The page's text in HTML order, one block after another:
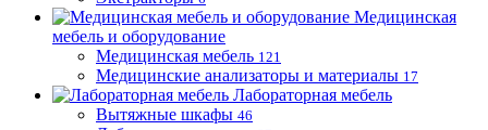
Медицинская
мебель и оборудование
Медицинская мебель 121
Медицинские анализаторы и материалы 17
Лабораторная мебель
Вытяжные шкафы 46